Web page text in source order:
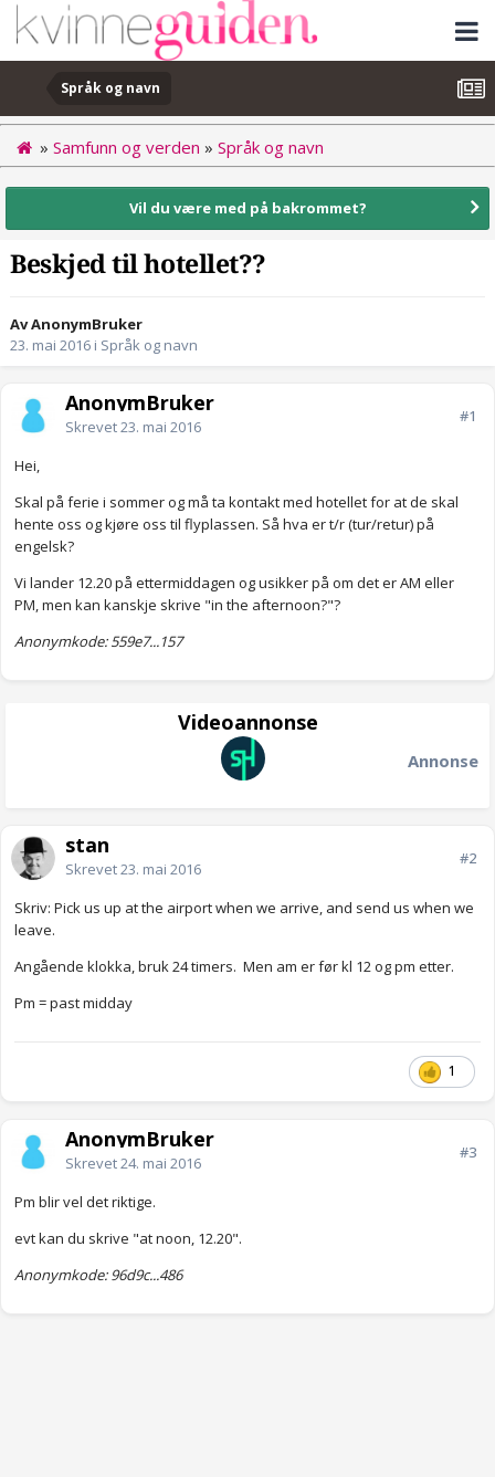
Språk og navn
» Samfunn og verden » Språk og navn
Vil du være med på bakrommet?
Beskjed til hotellet??
Av AnonymBruker
23. mai 2016 i Språk og navn
AnonymBruker
Skrevet23. mai 2016
#1
Hei,
Skal på ferie i sommer og må ta kontakt med hotellet for at de skal
hente oss og kjøre oss til flyplassen. Så hva er t/r (tur/retur) på
engelsk?
Vi lander 12.20 på ettermiddagen og usikker på om det er AM eller
PM, men kan kanskje skrive "in the afternoon?"?
Anonymkode: 559e7...157
Videoannonse
Annonse
stan
Skrevet23. mai 2016
#2
Skriv: Pick us up at the airport when we arrive, and send us when we
leave.
Angående klokka, bruk 24 timers. Men am er før kl 12 og pm etter.
Pm = past midday
1
AnonymBruker
Skrevet24. mai 2016
#3
Pm blir vel det riktige.
evt kan du skrive "at noon, 12.20".
Anonymkode: 96d9c...486